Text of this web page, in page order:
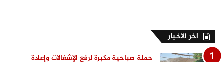
اخر الاخبار
حملة صباحية مكبرة لرفع الإشغالات وإعادة